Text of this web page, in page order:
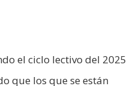
el ciclo lectivo del 2025
que los que se están